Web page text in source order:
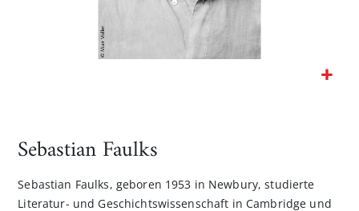
Bildgalerie
Sebastian Faulks
Sebastian Faulks, geboren 1953 in Newbury, studierte
Literatur- und Geschichtswissenschaft in Cambridge und